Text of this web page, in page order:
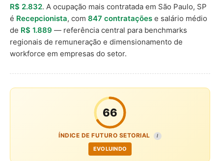
R$ 2.832. A ocupação mais contratada em São Paulo, SP
é Recepcionista, com 847 contratações e salário médio
de R$ 1.889 — referência central para benchmarks
regionais de remuneração e dimensionamento de
workforce em empresas do setor.
66
ÍNDICE DE FUTURO SETORIAL I
EVOLUINDO